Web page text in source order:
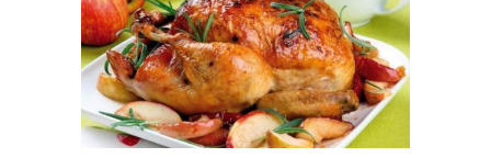
Курица с макаронами Курица в маринаде
Курица в молочно-
чесночном соусе